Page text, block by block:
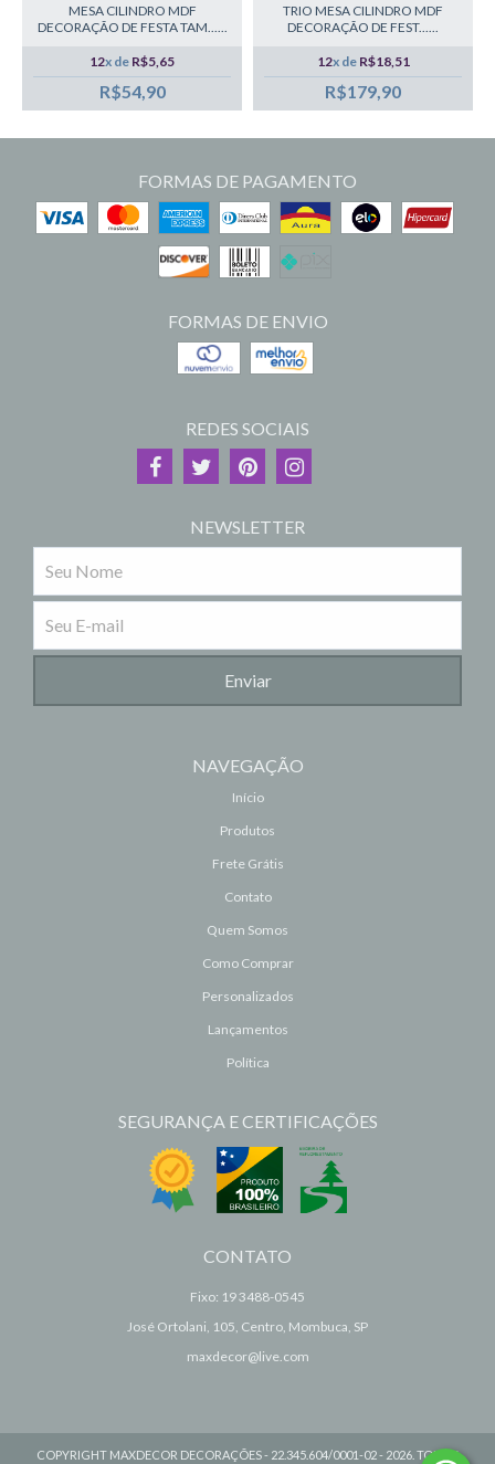
MESA CILINDRO MDF
DECORAÇÃO DE FESTA TAM......
12x de R$5,65
R$54,90
TRIO MESA CILINDRO MDF
DECORAÇÃO DE FEST......
12x de R$18,51
R$179,90
FORMAS DE PAGAMENTO
FORMAS DE ENVIO
REDES SOCIAIS
NEWSLETTER
NAVEGAÇÃO
Início
Produtos
Frete Grátis
Contato
Quem Somos
Como Comprar
Personalizados
Lançamentos
Política
SEGURANÇA E CERTIFICAÇÕES
CONTATO
Fixo: 19 3488-0545
José Ortolani, 105, Centro, Mombuca, SP
maxdecor@live.com
COPYRIGHT MAXDECOR DECORAÇÕES - 22.345.604/0001-02 - 2026. TODOS